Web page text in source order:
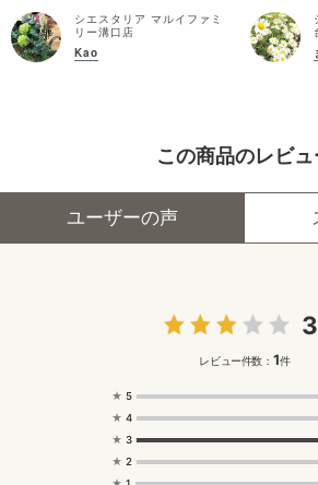
シエスタリア マルイファミ
リー溝口店
Kao
この商品のレビュ
ユーザーの声
レビュー件数： 1件
★ 5
★ 4
★ 3
★ 2